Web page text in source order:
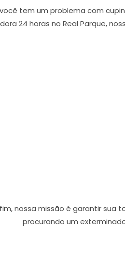
tem um problema com
24 horas no Real Parque,
nossa missão é garantir
procurando um